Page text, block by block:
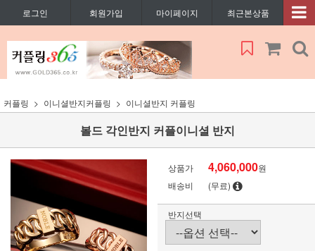
로그인 회원가입 마이페이지 최근본상품
커플링 이니셜반지커플링 이니셜반지 커플링
볼드 각인반지 커플이니셜 반지
상품가 4,060,000원
배송비
(무료)
반지선택